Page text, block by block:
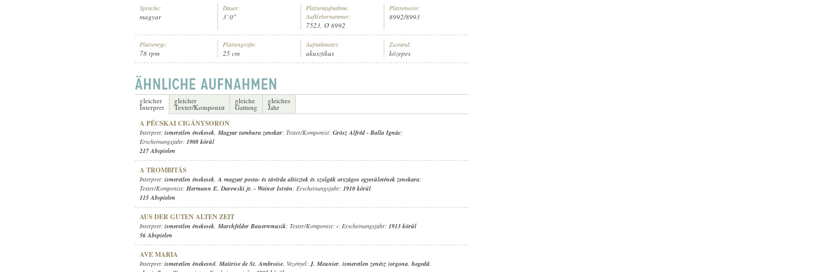
Sprache:
magyar
Dauer:
3' 0"
Plattenaufnahme,
Aufklebernummer:
7523, O 8992
Plattenseite:
8992/8993
Plattentyp:
78 rpm
Plattengröße:
25 cm
Aufnahmeart:
akusztikus
Zustand:
közepes
gleicher
Interpret
gleicher
Texter/Komponist
gleiche
Gattung
gleiches
Jahr
A PÉCSKAI CIGÁNYSORON
Interpret: ismeretlen énekesek, Magyar tambura zenekar; Texter/Komponist: Grósz Alfréd - Balla Ignác;
Erscheinungsjahr: 1908 körül
217 Abspielen
A TROMBITÁS
Interpret: ismeretlen énekesek,A magyar posta- és távírda altisztek és szolgák országos egyesületének zenekara;
Texter/Komponist: Hermann E. Darewski jr. - Weiner István; Erscheinungsjahr: 1910 körül
115 Abspielen
AUS DER GUTEN ALTEN ZEIT
Interpret: ismeretlen énekesek, Marchfelder Bauernmusik; Texter/Komponist: -; Erscheinungsjahr: 1913 körül
56 Abspielen
AVE MARIA
Interpret: ismeretlen énekesnő, Maitrise de St. Ambroise, Vezényel:J. Meunier, ismeretlen zenész (orgona, hegedű,